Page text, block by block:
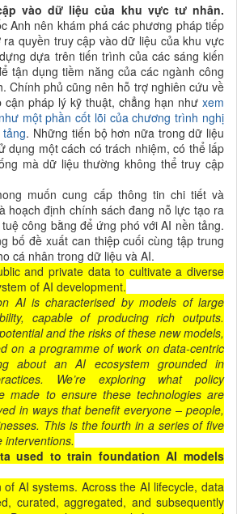
vào dữ liệu của khu vực tư nhân.
Anh nên khám phá các phương pháp tiếp
quyền truy cập vào dữ liệu của khu vực
dựa trên tiến trình của các sáng kiến
tận dụng tiềm năng của các ngành công
Chính phủ cũng nên hỗ trợ nghiên cứu về
cận pháp lý kỹ thuật, chẳng hạn như xem
một phần cốt lõi của chương trình nghị
. Những tiến bộ hơn nữa trong dữ liệu
dụng một cách có trách nhiệm, có thể lấp
mà dữ liệu thường không thể truy cập
muốn cung cấp thông tin chi tiết và
hoạch định chính sách đang nỗ lực tạo ra
công bằng để ứng phó với AI nền tảng.
bố đề xuất can thiệp cuối cùng tập trung
cá nhân trong dữ liệu và AI.
and private data to cultivate a diverse
of AI development.
AI is characterised by models of large
capable of producing rich outputs.
and the risks of these new models,
on a programme of work on data-centric
about an AI ecosystem grounded in
We’re exploring what policy
made to ensure these technologies are
in ways that benefit everyone – people,
This is the fourth in a series of five
interventions.
used to train foundation AI models
AI systems. Across the AI lifecycle, data
curated, aggregated, and subsequently